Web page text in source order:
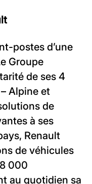
postes d’une
Groupe
de ses 4
Alpine et
de
à ses
Renault
de véhicules
000
au quotidien sa